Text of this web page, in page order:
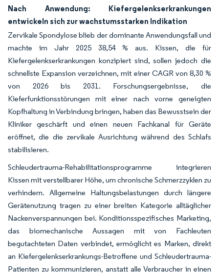
Nach Anwendung: Kiefergelenkserkrankungen
entwickeln sich zur wachstumsstarken Indikation
Zervikale Spondylose blieb der dominante Anwendungsfall und
machte im Jahr 2025 38,54 % aus. Kissen, die für
Kiefergelenkserkrankungen konzipiert sind, sollen jedoch die
schnellste Expansion verzeichnen, mit einer CAGR von 8,30 %
von 2026 bis 2031. Forschungsergebnisse, die
Kieferfunktionsstörungen mit einer nach vorne geneigten
Kopfhaltung in Verbindung bringen, haben das Bewusstsein der
Kliniker geschärft und einen neuen Fachkanal für Geräte
eröffnet, die die zervikale Ausrichtung während des Schlafs
stabilisieren.
Schleudertrauma-Rehabilitationsprogramme integrieren
Kissen mit verstellbarer Höhe, um chronische Schmerzzyklen zu
verhindern. Allgemeine Haltungsbelastungen durch längere
Gerätenutzung tragen zu einer breiten Kategorie alltäglicher
Nackenverspannungen bei. Konditionsspezifisches Marketing,
das biomechanische Aussagen mit von Fachleuten
begutachteten Daten verbindet, ermöglicht es Marken, direkt
an Kiefergelenkserkrankungs-Betroffene und Schleudertrauma-
Patienten zu kommunizieren, anstatt alle Verbraucher in einen